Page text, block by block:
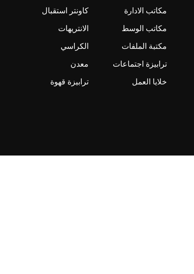
مكاتب الادارة
مكاتب الوسط
مكتبة الملفات
ترابيزة اجتماعات
خلايا العمل
كاونتر استقبال
الانتريهات
الكراسي
معدن
ترابيزة قهوة